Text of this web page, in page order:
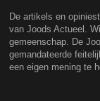
De artikels en
van Joods Actueel.
gemeenschap. De
gemandateerde
een eigen mening te